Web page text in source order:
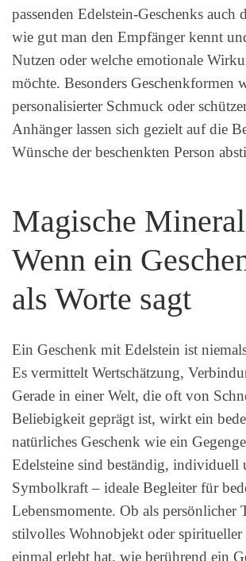
passenden Edelstein-Geschenks auch
wie gut man den Empfänger kennt
Nutzen oder welche emotionale
möchte. Besonders Geschenkformen
personalisierter Schmuck oder
Anhänger lassen sich gezielt auf die
Wünsche der beschenkten Person
Magische
Wenn ein
als Worte sagt
Ein Geschenk mit Edelstein ist
Es vermittelt Wertschätzung,
Gerade in einer Welt, die oft von
Beliebigkeit geprägt ist, wirkt ein
natürliches Geschenk wie ein
Edelsteine sind beständig, individuell
Symbolkraft – ideale Begleiter für
Lebensmomente. Ob als persönlicher
stilvolles Wohnobjekt oder spiritueller
einmal erlebt hat, wie berührend ein